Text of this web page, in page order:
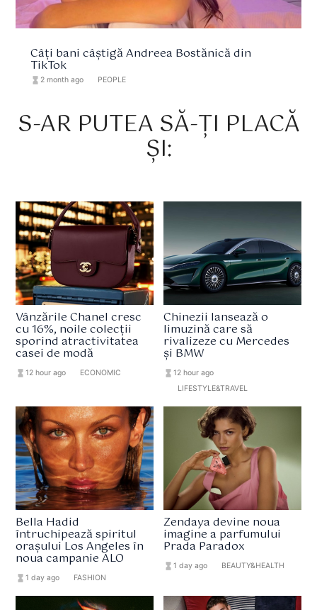
Câți bani câștigă Andreea Bostănică din
TikTok
hourglass_full 2 month ago PEOPLE
S-AR PUTEA SĂ-ȚI PLACĂ
ȘI:
Vânzările Chanel cresc
cu 16%, noile colecții
sporind atractivitatea
casei de modă
hourglass_full12 hour ago ECONOMIC
Chinezii lansează o
limuzină care să
rivalizeze cu Mercedes
și BMW
hourglass_full 12 hour ago
LIFESTYLE&TRAVEL
Bella Hadid
întruchipează spiritul
orașului Los Angeles în
noua campanie ALO
hourglass_full1 day ago FASHION
Zendaya devine noua
imagine a parfumului
Prada Paradox
hourglass_full 1 day ago BEAUTY&HEALTH